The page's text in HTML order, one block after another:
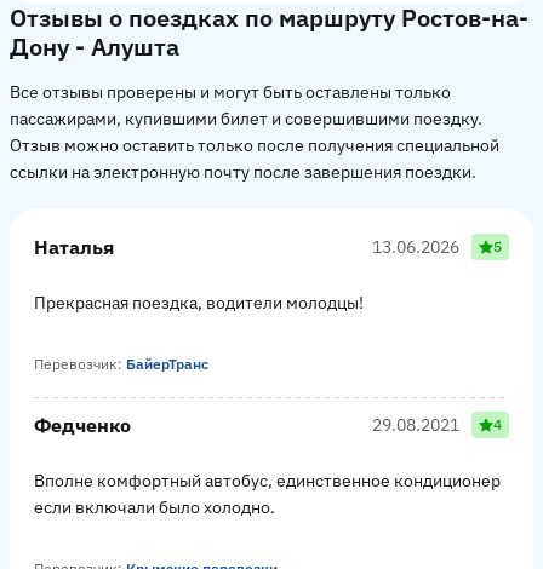
Отзывы о поездках по маршруту Ростов-на-
Дону - Алушта
Все отзывы проверены и могут быть оставлены только
пассажирами, купившими билет и совершившими поездку.
Отзыв можно оставить только после получения специальной
ссылки на электронную почту после завершения поездки.
Наталья 13.06.2026 5
Прекрасная поездка, водители молодцы!
Перевозчик: БайерТранс
Федченко 29.08.2021 4
Вполне комфортный автобус, единственное кондиционер
если включали было холодно.